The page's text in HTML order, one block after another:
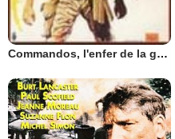
Commandos, l'enfer de la guerre